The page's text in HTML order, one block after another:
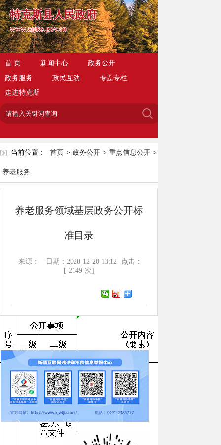
特克斯县人民政府
www.zgtks.gov.cn
首 页 新闻中心
政务公开
政务服务
政民互动
专题专栏
走进特克斯
当前位置： 首页 > 政务公开 > 重点信息公开 >
养老服务
养老服务领域基层政务公开标
准目录
来源： 日期：2020-12-20 13:12
点击：
[ 2149 次]